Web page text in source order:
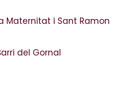
Maternitat i Sant Ramon
del Gornal